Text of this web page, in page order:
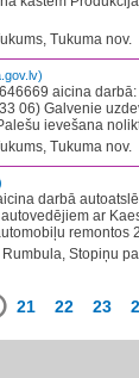
Tukuma nov.
aicina
06) Galvenie
ievešana
Tukuma nov.
darbā
ar
remontos
Stopiņu
21 22 23